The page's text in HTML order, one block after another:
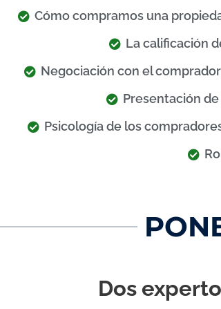
Cómo compramos una
La calificación
Negociación con el
Presentación
Psicología de los
Dos